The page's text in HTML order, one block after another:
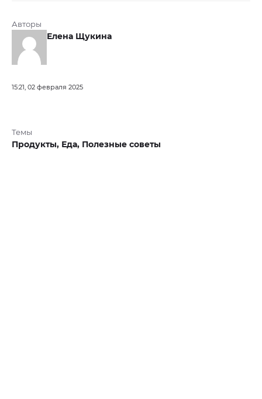
Авторы
Елена Щукина
15:21, 02 февраля 2025
Темы
Продукты, Еда, Полезные советы